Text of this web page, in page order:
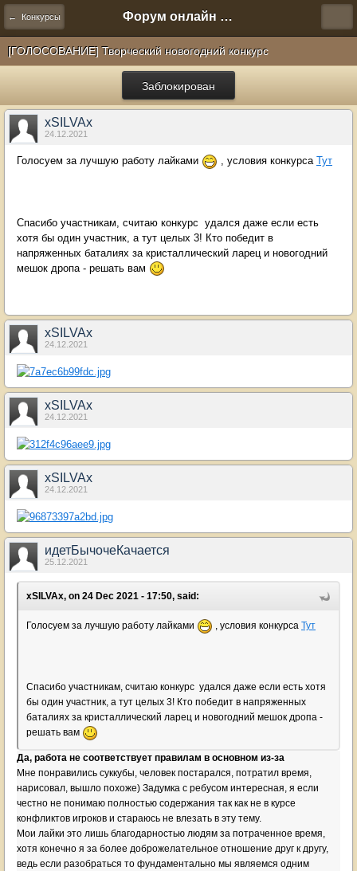
← Конкурсы Форум онлайн игры "Новая Эра" (Нюра Биз)
[ГОЛОСОВАНИЕ] Творческий новогодний конкурс
Заблокирован
xSILVAx
24.12.2021
Голосуем за лучшую работу лайками , условия конкурса Тут
Спасибо участникам, считаю конкурс удался даже если есть
хотя бы один участник, а тут целых 3! Кто победит в
напряженных баталиях за кристаллический ларец и новогодний
мешок дропа - решать вам
xSILVAx
24.12.2021
xSILVAx
24.12.2021
xSILVAx
24.12.2021
идетБычочеКачается
25.12.2021
xSILVAx, on 24 Dec 2021 - 17:50, said:
Голосуем за лучшую работу лайками , условия конкурса Тут
Спасибо участникам, считаю конкурс удался даже если есть хотя
бы один участник, а тут целых 3! Кто победит в напряженных
баталиях за кристаллический ларец и новогодний мешок дропа -
решать вам
Да, работа не соответствует правилам в основном из-за
Мне понравились суккубы, человек постарался, потратил время,
нарисовал, вышло похоже) Задумка с ребусом интересная, я если
честно не понимаю полностью содержания так как не в курсе
конфликтов игроков и стараюсь не влезать в эту тему.
Мои лайки это лишь благодарностью людям за потраченное время,
хотя конечно я за более доброжелательное отношение друг к другу,
ведь если разобраться то фундаментально мы являемся одним